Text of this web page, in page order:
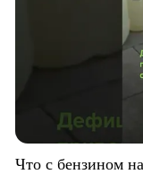
Что с бензином